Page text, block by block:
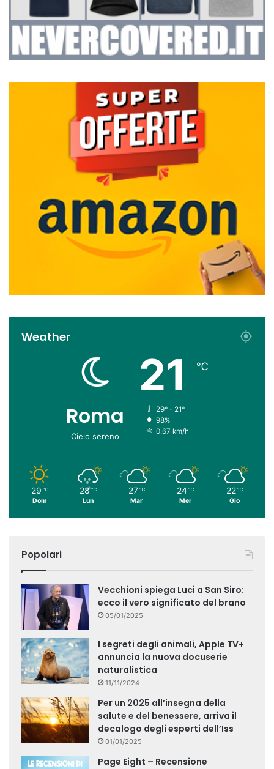
Weather
Roma
Cielo sereno
21 ℃
29º - 21º
98%
0.67 km/h
29 ℃
Dom
28 ℃
Lun
27 ℃
Mar
24 ℃
Mer
22 ℃
Gio
Popolari
Vecchioni spiega Luci a San Siro:
ecco il vero significato del brano
05/01/2025
I segreti degli animali, Apple TV+
annuncia la nuova docuserie
naturalistica
11/11/2024
Per un 2025 all’insegna della
salute e del benessere, arriva il
decalogo degli esperti dell’Iss
01/01/2025
Page Eight – Recensione